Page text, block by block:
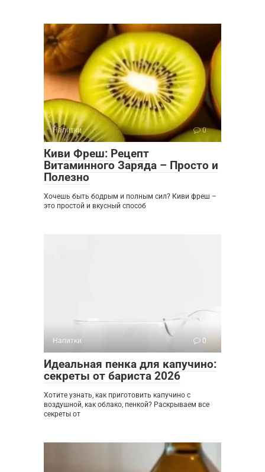
Напитки 0
Киви Фреш: Рецепт
Витаминного Заряда – Просто и
Полезно
Хочешь быть бодрым и полным сил? Киви фреш –
это простой и вкусный способ
Напитки 0
Идеальная пенка для капучино:
секреты от бариста 2026
Хотите узнать, как приготовить капучино с
воздушной, как облако, пенкой? Раскрываем все
секреты от